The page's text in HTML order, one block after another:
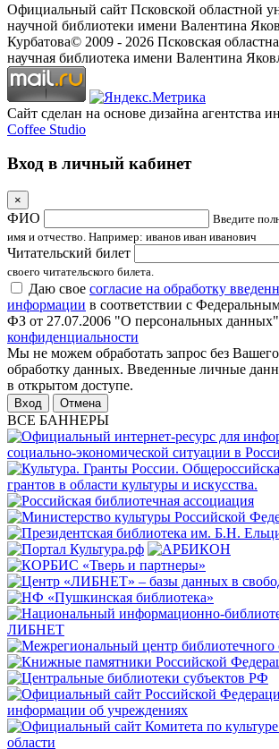
Официальный сайт Псковской областной
научной библиотеки имени Валентина
Курбатова© 2009 - 2026 Псковская
научная библиотека имени Валентина
Сайт сделан на основе дизайна агентства
Coffee Studio
Вход в личный кабинет
×
ФИО
Введите
имя и отчество. Например: иванов иван иванович
Читательский билет
своего читательского билета.
Даю свое согласие на обработку
информации в соответствии с
ФЗ от 27.07.2006 "О персональных
конфиденциальности
Мы не можем обработать запрос без Вашего
обработку данных. Введенные личные
в открытом доступе.
Отмена
ВСЕ БАННЕРЫ